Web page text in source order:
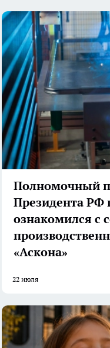
Полномочный
Президента
ознакомился с
«Аскона»
22 июля